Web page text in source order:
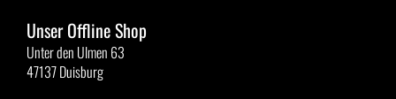
Unser Offline Shop
Unter den Ulmen 63
47137 Duisburg